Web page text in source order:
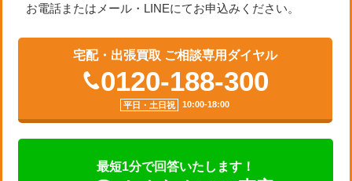
お電話またはメール・LINEにてお申込みください。
宅配・出張買取 ご相談専用ダイヤル
0120-188-300
平日・土日祝 10:00-18:00
最短1分で回答いたします！